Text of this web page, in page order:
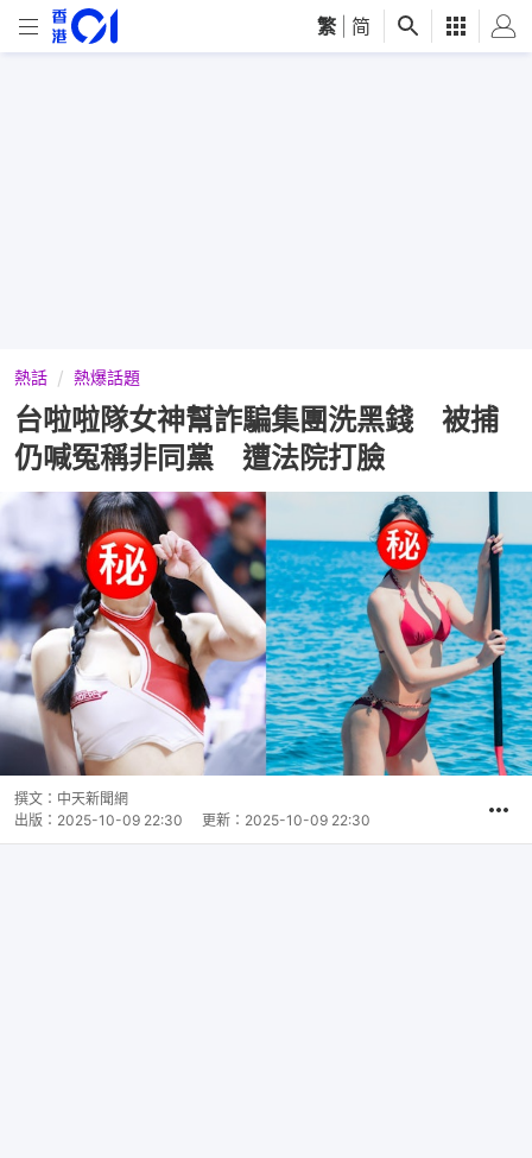
繁 简
熱話 熱爆話題
台啦啦隊女神幫詐騙集團洗黑錢 被捕
仍喊冤稱非同黨 遭法院打臉
撰文： 中天新聞網
出版： 2025-10-09 22:30 更新： 2025-10-09 22:30